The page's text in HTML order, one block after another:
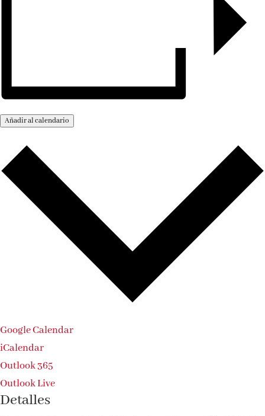
Añadir al calendario
Google Calendar
iCalendar
Outlook 365
Outlook Live
Detalles